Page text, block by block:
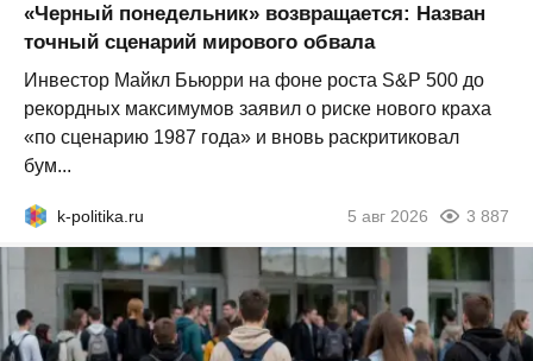
«Черный понедельник» возвращается: Назван
точный сценарий мирового обвала
Инвестор Майкл Бьюрри на фоне роста S&P 500 до
рекордных максимумов заявил о риске нового краха
«по сценарию 1987 года» и вновь раскритиковал
бум...
k-politika.ru 5 авг 2026 3 887